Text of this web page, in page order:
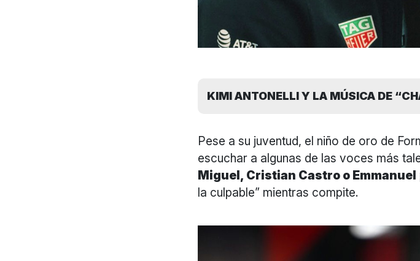
KIMI ANTONELLI Y LA MÚSICA DE
Pese a su juventud, el niño de oro de
escuchar a algunas de las voces más
Miguel, Cristian Castro o Emmanuel
la culpable” mientras compite.